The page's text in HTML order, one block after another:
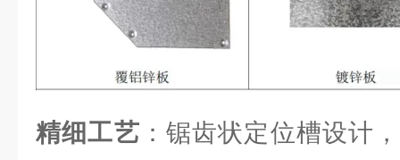
精细工艺 ：锯齿状定位槽设计